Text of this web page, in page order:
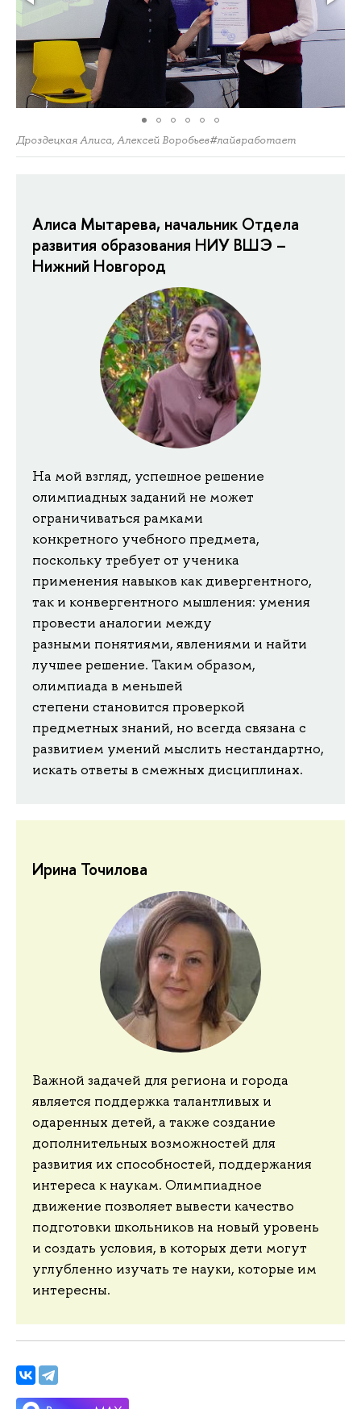
Дроздецкая Алиса, Алексей Воробьев#лайвработает
Алиса Мытарева, начальник Отдела
развития образования НИУ ВШЭ –
Нижний Новгород
На мой взгляд, успешное решение
олимпиадных заданий не может
ограничиваться рамками
конкретного учебного предмета,
поскольку требует от ученика
применения навыков как дивергентного,
так и конвергентного мышления: умения
провести аналогии между
разными понятиями, явлениями и найти
лучшее решение. Таким образом,
олимпиада в меньшей
степени становится проверкой
предметных знаний, но всегда связана с
развитием умений мыслить нестандартно,
искать ответы в смежных дисциплинах.
Ирина Точилова
Важной задачей для региона и города
является поддержка талантливых и
одаренных детей, а также создание
дополнительных возможностей для
развития их способностей, поддержания
интереса к наукам. Олимпиадное
движение позволяет вывести качество
подготовки школьников на новый уровень
и создать условия, в которых дети могут
углубленно изучать те науки, которые им
интересны.